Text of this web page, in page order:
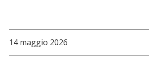
14 maggio 2026